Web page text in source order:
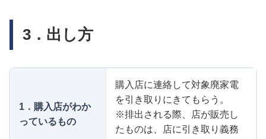
3．出し方
1．購入店がわか
っているもの
購入店に連絡して対象廃家電
を引き取りにきてもらう。
※排出される際、店が販売し
たものは、店に引き取り義務